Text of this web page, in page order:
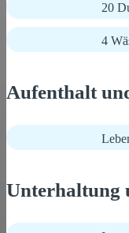
20
4
Aufenthalt
Unterhaltung